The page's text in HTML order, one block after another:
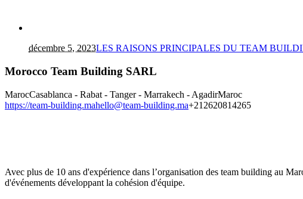
décembre 5, 2023LES RAISONS PRINCIPALES DU TEAM
Morocco Team Building SARL
MarocCasablanca - Rabat - Tanger - Marrakech - AgadirMaroc
https://team-building.mahello@team-building.ma+212620814265
Avec plus de 10 ans d'expérience dans l’organisation des team building au
d'événements développant la cohésion d'équipe.